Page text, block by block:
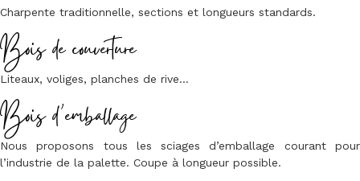
Charpente traditionnelle, sections et longueurs standards.
Bois de couverture
Liteaux, voliges, planches de rive…
Bois d’emballage
Nous proposons tous les sciages d’emballage courant pour
l’industrie de la palette. Coupe à longueur possible.